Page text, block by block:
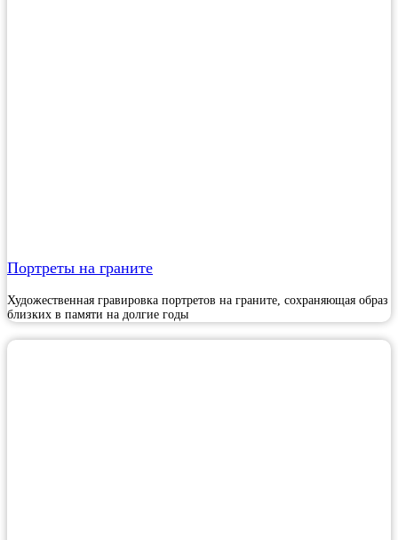
Портреты на граните
Художественная гравировка портретов на граните, сохраняющая образ
близких в памяти на долгие годы